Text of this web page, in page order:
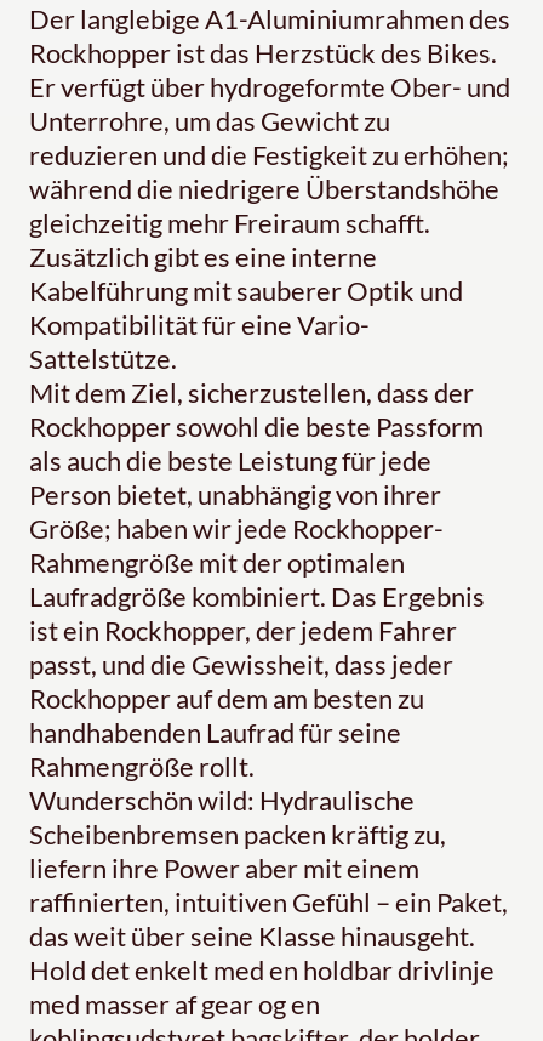
Der langlebige A1-Aluminiumrahmen des
Rockhopper ist das Herzstück des Bikes.
Er verfügt über hydrogeformte Ober- und
Unterrohre, um das Gewicht zu
reduzieren und die Festigkeit zu erhöhen;
während die niedrigere Überstandshöhe
gleichzeitig mehr Freiraum schafft.
Zusätzlich gibt es eine interne
Kabelführung mit sauberer Optik und
Kompatibilität für eine Vario-
Sattelstütze.
Mit dem Ziel, sicherzustellen, dass der
Rockhopper sowohl die beste Passform
als auch die beste Leistung für jede
Person bietet, unabhängig von ihrer
Größe; haben wir jede Rockhopper-
Rahmengröße mit der optimalen
Laufradgröße kombiniert. Das Ergebnis
ist ein Rockhopper, der jedem Fahrer
passt, und die Gewissheit, dass jeder
Rockhopper auf dem am besten zu
handhabenden Laufrad für seine
Rahmengröße rollt.
Wunderschön wild: Hydraulische
Scheibenbremsen packen kräftig zu,
liefern ihre Power aber mit einem
raffinierten, intuitiven Gefühl – ein Paket,
das weit über seine Klasse hinausgeht.
Hold det enkelt med en holdbar drivlinje
med masser af gear og en